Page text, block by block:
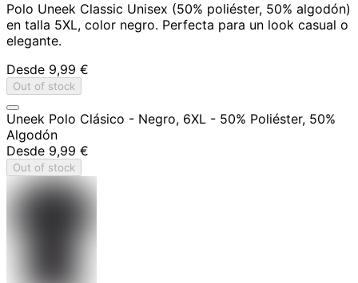
Polo Uneek Classic Unisex (50% poliéster, 50% algodón)
en talla 5XL, color negro. Perfecta para un look casual o
elegante.
Desde 9,99 €
Out of stock
Uneek Polo Clásico - Negro, 6XL - 50% Poliéster, 50%
Algodón
Desde 9,99 €
Out of stock